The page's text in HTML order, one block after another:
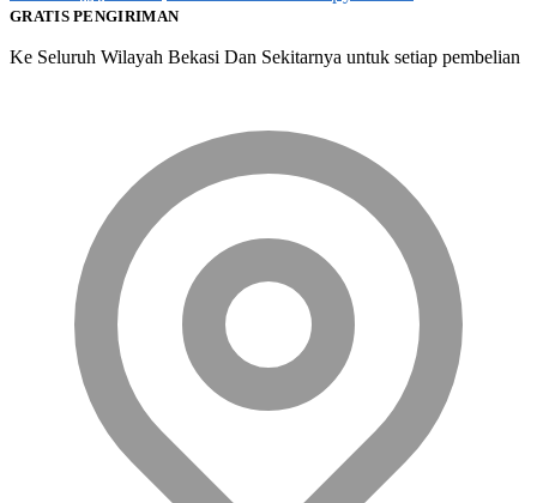
GRATIS PENGIRIMAN
Ke Seluruh Wilayah Bekasi Dan Sekitarnya untuk setiap pembelian